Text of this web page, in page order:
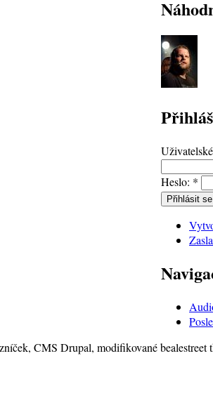
Heslo: *
CMS Drupal, modifikované bealestreet